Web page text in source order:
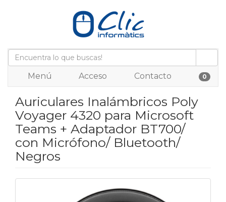
Menú Acceso Contacto 0
Auriculares Inalámbricos Poly
Voyager 4320 para Microsoft
Teams + Adaptador BT700/
con Micrófono/ Bluetooth/
Negros